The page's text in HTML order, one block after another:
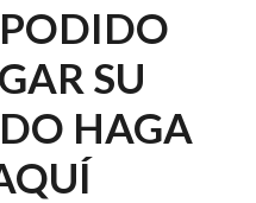
SU
HAGA